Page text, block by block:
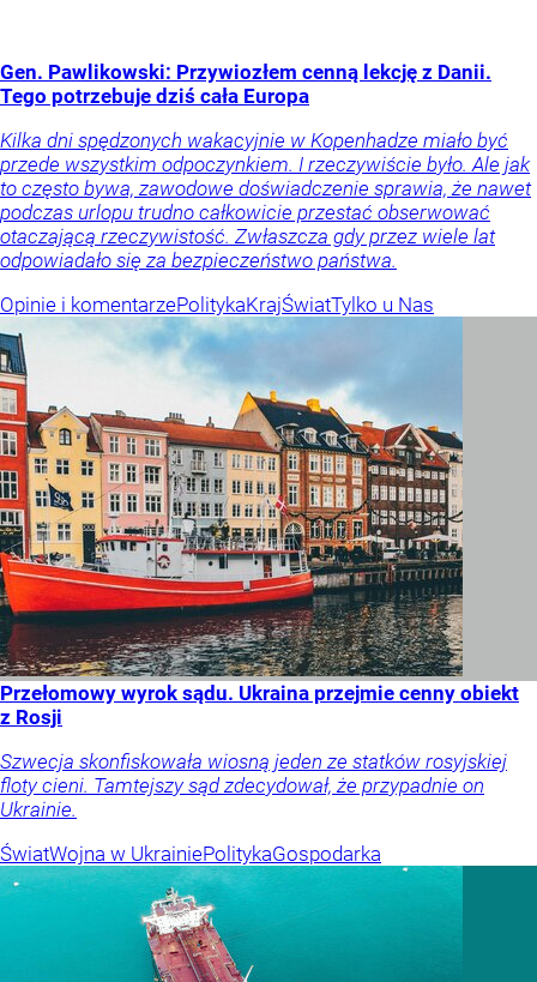
Gen. Pawlikowski: Przywiozłem cenną lekcję z Danii.
Tego potrzebuje dziś cała Europa
Kilka dni spędzonych wakacyjnie w Kopenhadze miało być
przede wszystkim odpoczynkiem. I rzeczywiście było. Ale jak
to często bywa, zawodowe doświadczenie sprawia, że nawet
podczas urlopu trudno całkowicie przestać obserwować
otaczającą rzeczywistość. Zwłaszcza gdy przez wiele lat
odpowiadało się za bezpieczeństwo państwa.
Opinie i komentarzePolitykaKrajŚwiatTylko u Nas
Przełomowy wyrok sądu. Ukraina przejmie cenny obiekt
z Rosji
Szwecja skonfiskowała wiosną jeden ze statków rosyjskiej
floty cieni. Tamtejszy sąd zdecydował, że przypadnie on
Ukrainie.
ŚwiatWojna w UkrainiePolitykaGospodarka